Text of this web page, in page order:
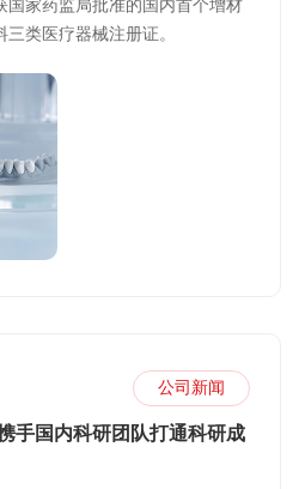
国家药监局批准的国内首个增材
类医疗器械注册证。
公司新闻
手国内科研团队打通科研成